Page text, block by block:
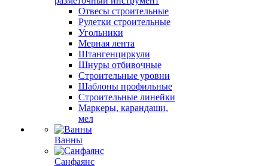
Отвесы строительные
Рулетки строительные
Угольники
Мерная лента
Штангенциркули
Шнуры отбивочные
Строительные уровни
Шаблоны профильные
Строительные линейки
Маркеры, карандаши,
мел
Ванны
Санфаянс